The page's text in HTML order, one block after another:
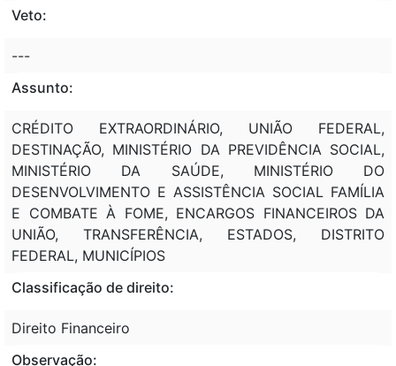
Veto:
---
Assunto:
CRÉDITO EXTRAORDINÁRIO, UNIÃO FEDERAL,
DESTINAÇÃO, MINISTÉRIO DA PREVIDÊNCIA SOCIAL,
MINISTÉRIO DA SAÚDE, MINISTÉRIO DO
DESENVOLVIMENTO E ASSISTÊNCIA SOCIAL FAMÍLIA
E COMBATE À FOME, ENCARGOS FINANCEIROS DA
UNIÃO, TRANSFERÊNCIA, ESTADOS, DISTRITO
FEDERAL, MUNICÍPIOS
Classificação de direito:
Direito Financeiro
Observação: